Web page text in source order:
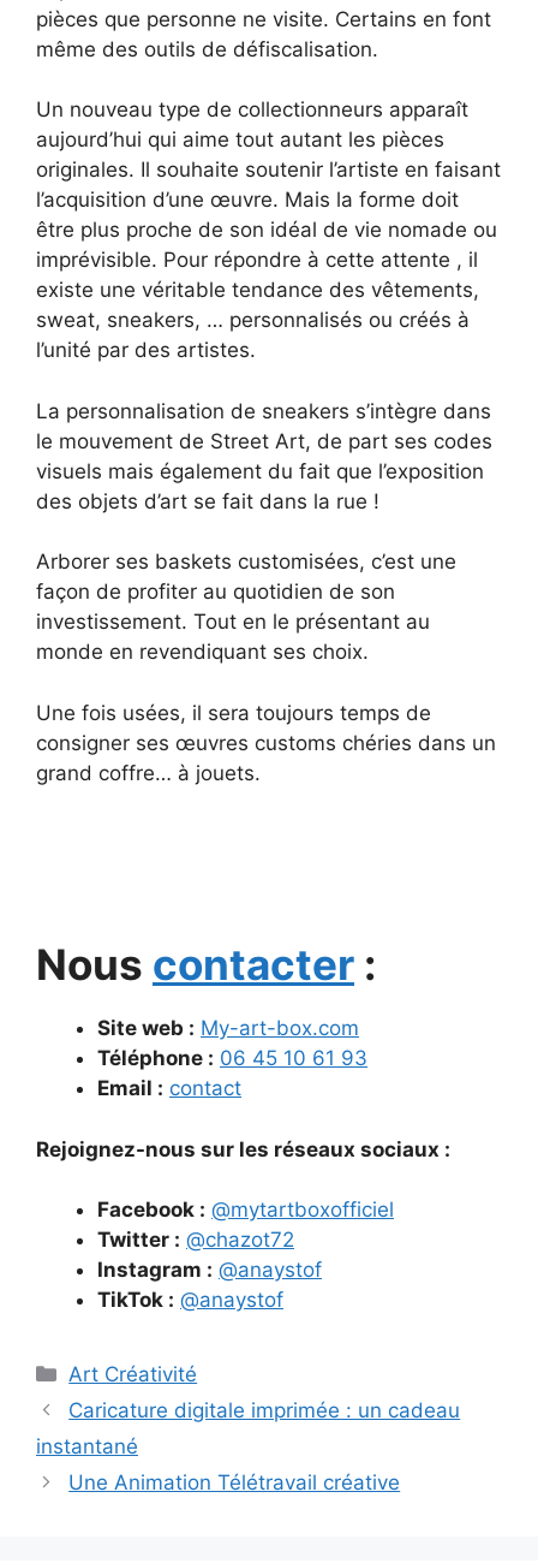
pièces que personne ne visite. Certains en font
même des outils de défiscalisation.
Un nouveau type de collectionneurs apparaît
aujourd’hui qui aime tout autant les pièces
originales. Il souhaite soutenir l’artiste en faisant
l’acquisition d’une œuvre. Mais la forme doit
être plus proche de son idéal de vie nomade ou
imprévisible. Pour répondre à cette attente , il
existe une véritable tendance des vêtements,
sweat, sneakers, … personnalisés ou créés à
l’unité par des artistes.
La personnalisation de sneakers s’intègre dans
le mouvement de Street Art, de part ses codes
visuels mais également du fait que l’exposition
des objets d’art se fait dans la rue !
Arborer ses baskets customisées, c’est une
façon de profiter au quotidien de son
investissement. Tout en le présentant au
monde en revendiquant ses choix.
Une fois usées, il sera toujours temps de
consigner ses œuvres customs chéries dans un
grand coffre… à jouets.
Nous contacter :
Site web : My-art-box.com
Téléphone : 06 45 10 61 93
Email : contact
Rejoignez-nous sur les réseaux sociaux :
Facebook : @mytartboxofficiel
Twitter : @chazot72
Instagram : @anaystof
TikTok : @anaystof
Catégories
Art Créativité
Caricature digitale imprimée : un cadeau
instantané
Une Animation Télétravail créative